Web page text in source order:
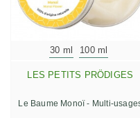
30 ml 100 ml
LES PETITS PRÖDIGES
Le Baume Monoï - Multi-